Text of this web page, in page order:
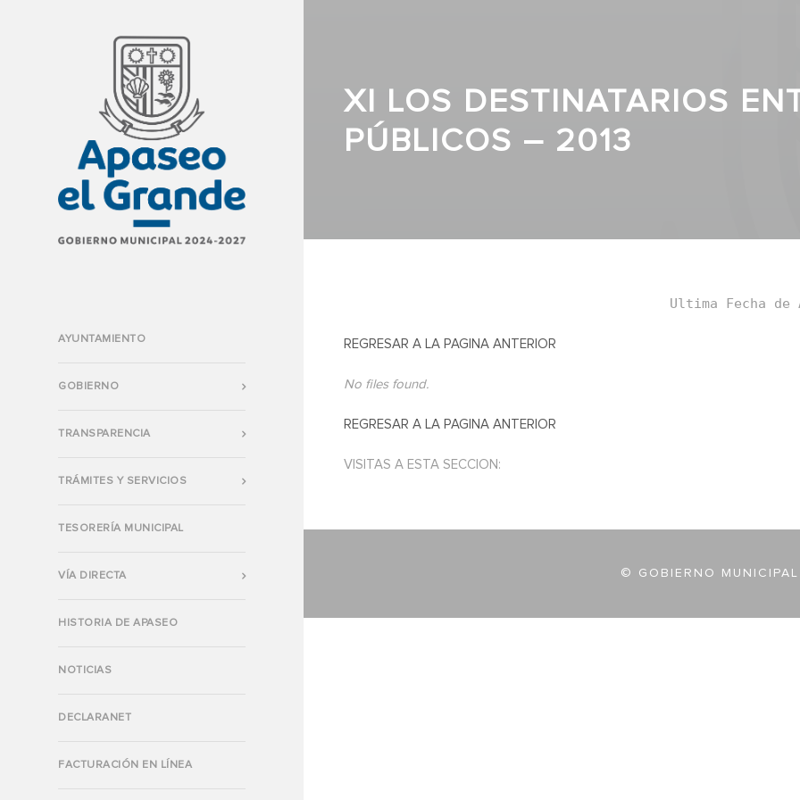
AYUNTAMIENTO
GOBIERNO
TRANSPARENCIA
TRÁMITES Y SERVICIOS
TESORERÍA MUNICIPAL
VÍA DIRECTA
HISTORIA DE APASEO
NOTICIAS
DECLARANET
FACTURACIÓN EN LÍNEA
XI LOS DESTINATARIOS
PÚBLICOS – 2013
Ultima Fecha
REGRESAR A LA PAGINA ANTERIOR
No files found.
REGRESAR A LA PAGINA ANTERIOR
VISITAS A ESTA SECCION:
© GOBIERNO